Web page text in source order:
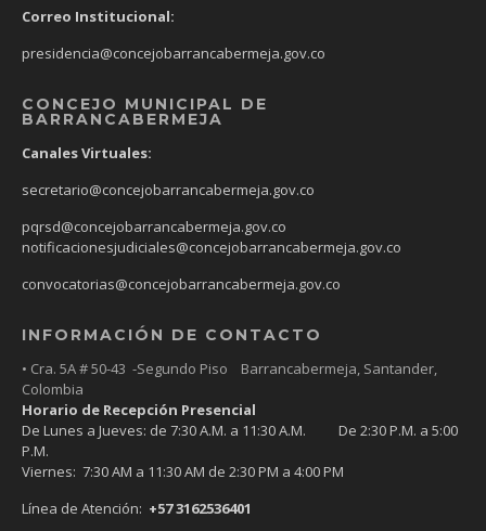
Correo Institucional:
presidencia@concejobarrancabermeja.gov.co
CONCEJO MUNICIPAL DE
BARRANCABERMEJA
Canales Virtuales:
secretario@concejobarrancabermeja.gov.co
pqrsd@concejobarrancabermeja.gov.co
notificacionesjudiciales@concejobarrancabermeja.gov.co
convocatorias@concejobarrancabermeja.gov.co
INFORMACIÓN DE CONTACTO
• Cra. 5A # 50-43 -Segundo Piso Barrancabermeja, Santander,
Colombia
Horario de Recepción Presencial
De Lunes a Jueves: de 7:30 A.M. a 11:30 A.M. De 2:30 P.M. a 5:00
P.M.
Viernes: 7:30 AM a 11:30 AM de 2:30 PM a 4:00 PM
Línea de Atención: +57 3162536401